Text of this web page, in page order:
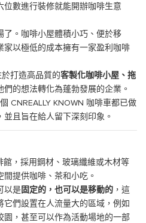
位數進行裝修就能開辦咖啡生意
了。咖啡小屋體積小巧、便於移
家以極低的成本擁有一家盈利咖啡
打造高品質的客製化咖啡小屋、拖
們的想法轉化為蓬勃發展的企業。
CNREALLY KNOWN 咖啡車都已做
且旨在給人留下深刻印象。
館，採用鋼材、玻璃纖維或木材等
提供咖啡、茶和小吃。
以是 固定的，也可以是移動的 ，這
們設置在人流量大的區域，例如
，甚至可以作為活動場地的一部